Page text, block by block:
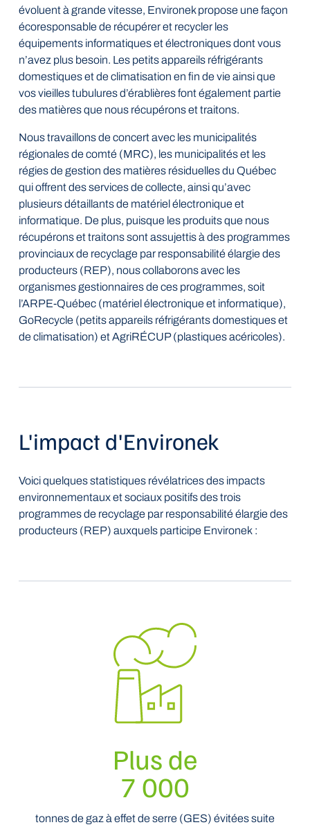
évoluent à grande vitesse, Environek propose une façon
écoresponsable de récupérer et recycler les
équipements informatiques et électroniques dont vous
n’avez plus besoin. Les petits appareils réfrigérants
domestiques et de climatisation en fin de vie ainsi que
vos vieilles tubulures d’érablières font également partie
des matières que nous récupérons et traitons.
Nous travaillons de concert avec les municipalités
régionales de comté (MRC), les municipalités et les
régies de gestion des matières résiduelles du Québec
qui offrent des services de collecte, ainsi qu’avec
plusieurs détaillants de matériel électronique et
informatique. De plus, puisque les produits que nous
récupérons et traitons sont assujettis à des programmes
provinciaux de recyclage par responsabilité élargie des
producteurs (REP), nous collaborons avec les
organismes gestionnaires de ces programmes, soit
l’ARPE-Québec (matériel électronique et informatique),
GoRecycle (petits appareils réfrigérants domestiques et
de climatisation) et AgriRÉCUP (plastiques acéricoles).
L'impact d'Environek
Voici quelques statistiques révélatrices des impacts
environnementaux et sociaux positifs des trois
programmes de recyclage par responsabilité élargie des
producteurs (REP) auxquels participe Environek :
Plus de
7 000
tonnes de gaz à effet de serre (GES) évitées suite